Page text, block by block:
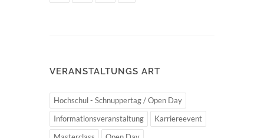
VERANSTALTUNGS ART
Hochschul - Schnuppertag / Open Day
Informationsveranstaltung
Karriereevent